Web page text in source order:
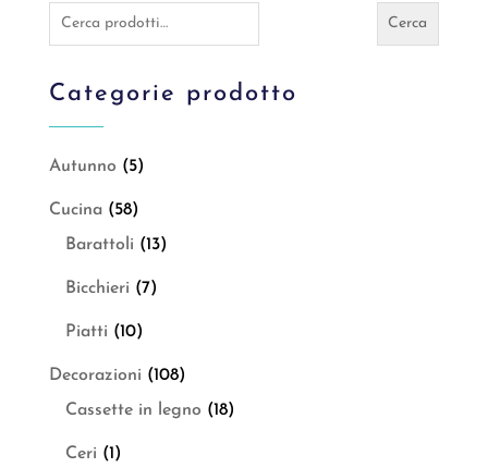
Cerca: Cerca
Categorie prodotto
Autunno (5)
Cucina (58)
Barattoli (13)
Bicchieri (7)
Piatti (10)
Decorazioni (108)
Cassette in legno (18)
Ceri (1)